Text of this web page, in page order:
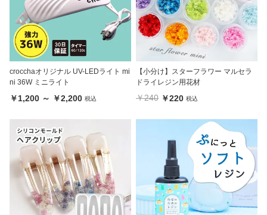
crocchaオリジナル UV-LEDライト mi
ni 36W ミニライト
￥1,200 ～ ￥2,200 税込
【小分け】スターフラワー マルセラ
ドライレジン用花材
￥240 ￥220 税込